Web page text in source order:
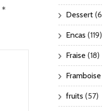
* Dessert
Encas (119)
Fraise (18)
Framboise
fruits (57)